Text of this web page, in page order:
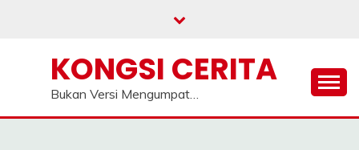
KONGSI CERITA
Bukan Versi Mengumpat…